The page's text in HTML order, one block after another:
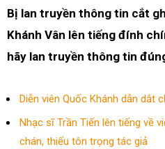
Bị lan truyền thông tin cắt
Khánh Vân lên tiếng đính
hãy lan truyền thông tin
Diễn viên Quốc Khánh dẫn dắt
Nhạc sĩ Trần Tiến lên tiếng về
chán, thiếu tôn trọng tác giả